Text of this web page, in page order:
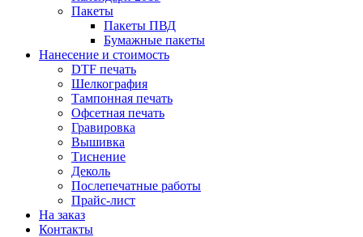
Пакеты
Пакеты ПВД
Бумажные пакеты
Нанесение и стоимость
DTF печать
Шелкография
Тампонная печать
Офсетная печать
Гравировка
Вышивка
Тиснение
Деколь
Послепечатные работы
Прайс-лист
На заказ
Контакты